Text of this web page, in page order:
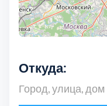
Откуда:
Богородский